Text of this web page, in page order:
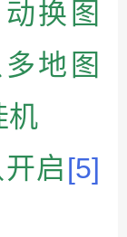
换图
地图
机
启[5]